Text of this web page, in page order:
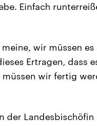
Einfach
wir müssen
Ertragen, dass
wir fertig
Landesbischöfin